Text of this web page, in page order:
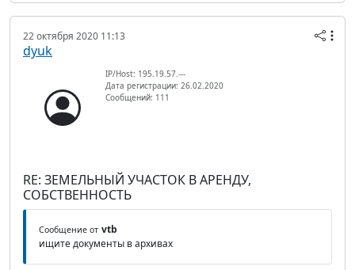
22 октября 2020 11:13
dyuk
IP/Host: 195.19.57.---
Дата регистрации: 26.02.2020
Сообщений: 111
RE: ЗЕМЕЛЬНЫЙ УЧАСТОК В АРЕНДУ,
СОБСТВЕННОСТЬ
Сообщение от vtb
ищите документы в архивах